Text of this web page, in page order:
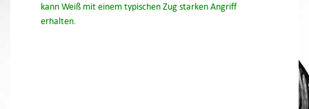
kann Weiß mit einem typischen Zug starken Angriff
erhalten.